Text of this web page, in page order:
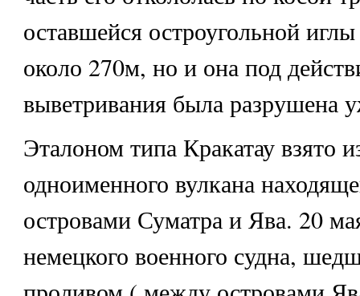
оставшейся остроугольной иглы
около 270м, но и она под
выветривания была разрушена
Эталоном типа Кракатау взято
одноименного вулкана
островами Суматра и Ява. 20
немецкого военного судна,